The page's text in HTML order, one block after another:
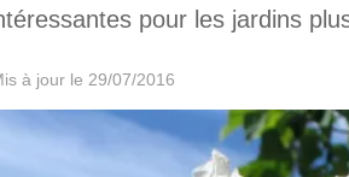
pour les jardins
à jour le 29/07/2016